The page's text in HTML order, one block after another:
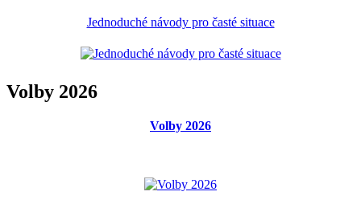
Jednoduché návody pro časté situace
Volby 2026
Volby 2026